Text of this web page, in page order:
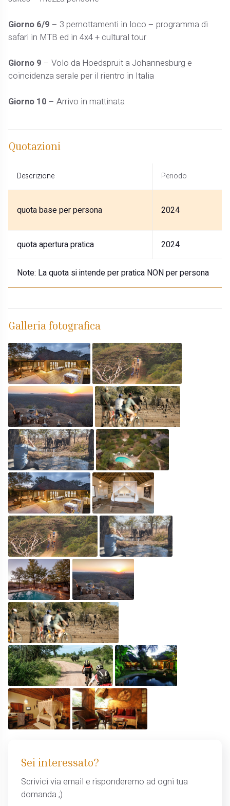
Giorno 6/9 – 3 pernottamenti in loco – programma di
safari in MTB ed in 4x4 + cultural tour
Giorno 9– Volo da Hoedspruit a Johannesburg e
coincidenza serale per il rientro in Italia
Giorno 10– Arrivo in mattinata
Quotazioni
Descrizione Periodo
quota base per persona 2024
quota apertura pratica 2024
Note: La quota si intende per pratica NON per persona
Galleria fotografica
Sei interessato?
Scrivici via email e risponderemo ad ogni tua
domanda ;)